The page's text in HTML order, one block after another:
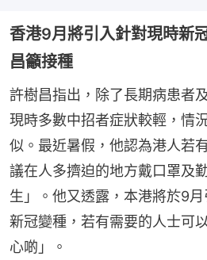
香港9月將引入針對現時新
昌籲接種
許樹昌指出，除了長期病患者
現時多數中招者症狀較輕，情
似。最近暑假，他認為港人若
議在人多擠迫的地方戴口罩及
生」。他又透露，本港將於9
新冠變種，若有需要的人士可
心啲」。